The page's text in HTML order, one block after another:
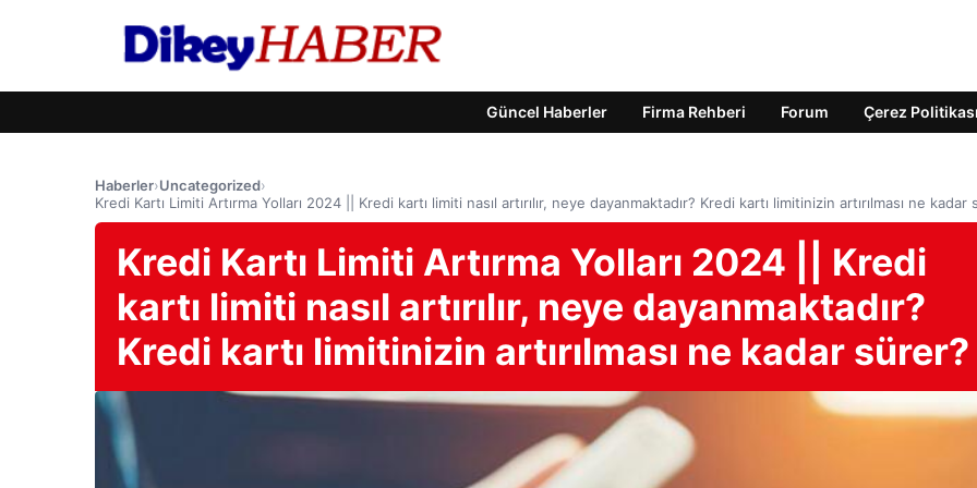
Güncel Haberler Firma Rehberi Forum Çerez
Haberler›Uncategorized›
Kredi Kartı Limiti Artırma Yolları 2024 || Kredi kartı limiti nasıl artırılır, neye dayanmaktadır? Kredi kartı limitinizin artırılması ne kadar
Kredi Kartı Limiti Artırma Yolları 2024 || Kredi
kartı limiti nasıl artırılır, neye dayanmaktadır?
Kredi kartı limitinizin artırılması ne kadar sürer?